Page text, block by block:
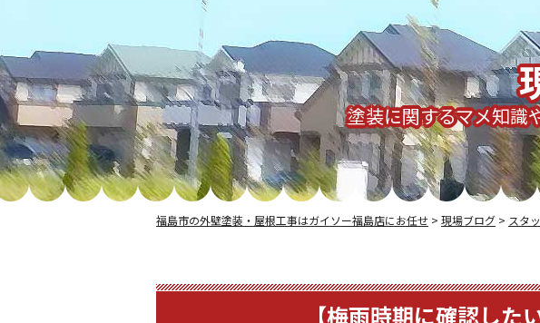
塗装に関するマメ知識
福島市の外壁塗装・屋根工事はガイソー福島店にお任せ > 現場ブログ > スタ
【梅雨時期に確認し